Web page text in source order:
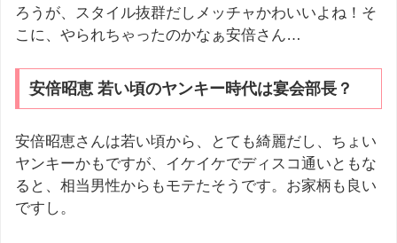
ろうが、スタイル抜群だしメッチャかわいいよね！そ
こに、やられちゃったのかなぁ安倍さん…
安倍昭恵 若い頃のヤンキー時代は宴会部長？
安倍昭恵さんは若い頃から、とても綺麗だし、ちょい
ヤンキーかもですが、イケイケでディスコ通いともな
ると、相当男性からもモテたそうです。お家柄も良い
ですし。